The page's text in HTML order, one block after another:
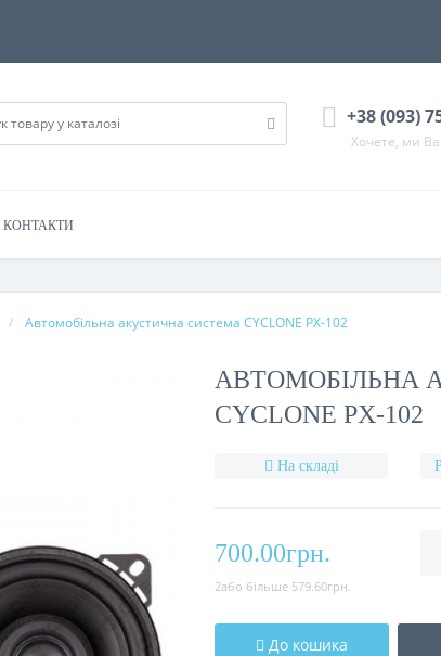
+38 (093)
Хочете, ми
КОНТАКТИ
Автомобільна акустична система CYCLONE PX-102
АВТОМОБІЛЬНА
CYCLONE PX-102
На складі
700.00грн.
2або більше 579.60грн.
До кошика